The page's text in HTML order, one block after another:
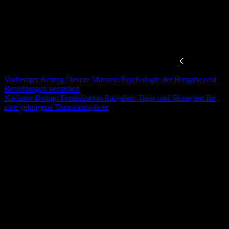
VorherigerBeitrag Devote Männer: Psychologie der Hingabe und
Beziehungen verstehen
NächsterBeitrag Feminization Ratgeber: Tipps und Strategien für
eine gelungene Transitionsphase